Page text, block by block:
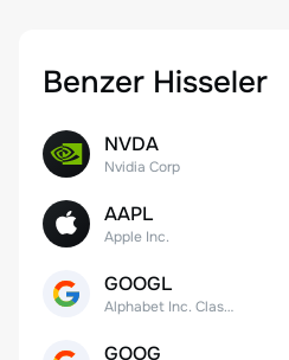
Benzer Hisseler
NVDA
Nvidia Corp
AAPL
Apple Inc.
GOOGL
Alphabet Inc. Class A Common Stock
GOOG